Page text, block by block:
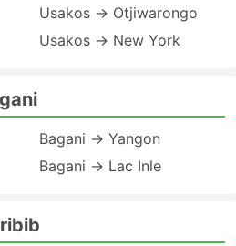
Usakos → Otjiwarongo
Usakos → New York
Bagani → Yangon
Bagani → Lac Inle